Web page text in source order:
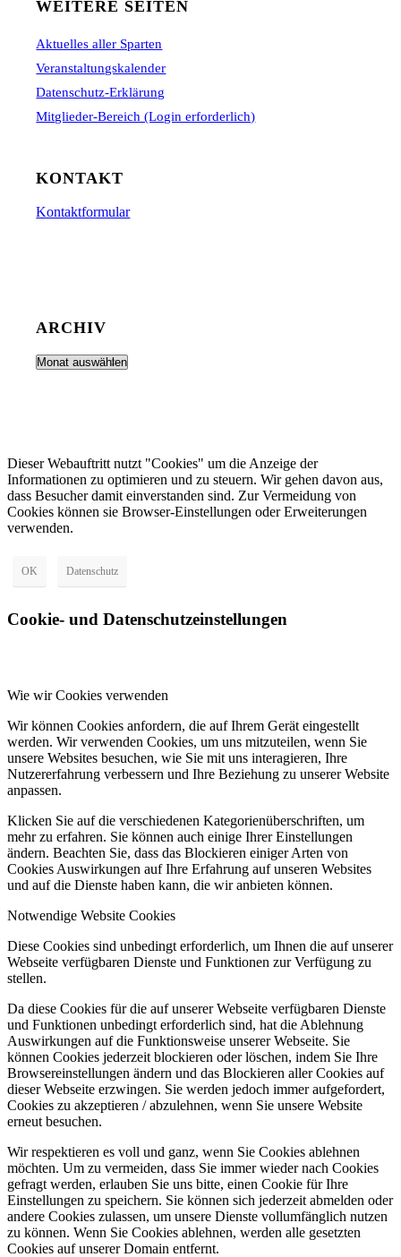
WEITERE SEITEN
Aktuelles aller Sparten
Veranstaltungskalender
Datenschutz-Erklärung
Mitglieder-Bereich (Login erforderlich)
KONTAKT
Kontaktformular
ARCHIV
Dieser Webauftritt nutzt "Cookies" um die Anzeige der
Informationen zu optimieren und zu steuern. Wir gehen davon aus,
dass Besucher damit einverstanden sind. Zur Vermeidung von
Cookies können sie Browser-Einstellungen oder Erweiterungen
verwenden.
OK Datenschutz
Cookie- und Datenschutzeinstellungen
Wie wir Cookies verwenden
Wir können Cookies anfordern, die auf Ihrem Gerät eingestellt
werden. Wir verwenden Cookies, um uns mitzuteilen, wenn Sie
unsere Websites besuchen, wie Sie mit uns interagieren, Ihre
Nutzererfahrung verbessern und Ihre Beziehung zu unserer Website
anpassen.
Klicken Sie auf die verschiedenen Kategorienüberschriften, um
mehr zu erfahren. Sie können auch einige Ihrer Einstellungen
ändern. Beachten Sie, dass das Blockieren einiger Arten von
Cookies Auswirkungen auf Ihre Erfahrung auf unseren Websites
und auf die Dienste haben kann, die wir anbieten können.
Notwendige Website Cookies
Diese Cookies sind unbedingt erforderlich, um Ihnen die auf unserer
Webseite verfügbaren Dienste und Funktionen zur Verfügung zu
stellen.
Da diese Cookies für die auf unserer Webseite verfügbaren Dienste
und Funktionen unbedingt erforderlich sind, hat die Ablehnung
Auswirkungen auf die Funktionsweise unserer Webseite. Sie
können Cookies jederzeit blockieren oder löschen, indem Sie Ihre
Browsereinstellungen ändern und das Blockieren aller Cookies auf
dieser Webseite erzwingen. Sie werden jedoch immer aufgefordert,
Cookies zu akzeptieren / abzulehnen, wenn Sie unsere Website
erneut besuchen.
Wir respektieren es voll und ganz, wenn Sie Cookies ablehnen
möchten. Um zu vermeiden, dass Sie immer wieder nach Cookies
gefragt werden, erlauben Sie uns bitte, einen Cookie für Ihre
Einstellungen zu speichern. Sie können sich jederzeit abmelden oder
andere Cookies zulassen, um unsere Dienste vollumfänglich nutzen
zu können. Wenn Sie Cookies ablehnen, werden alle gesetzten
Cookies auf unserer Domain entfernt.